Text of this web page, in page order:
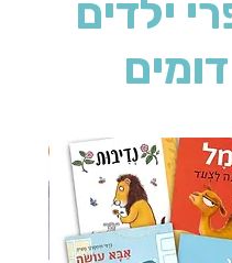
ילדים
דומים